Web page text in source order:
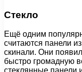
Стекло
Ещё одним
считаются панели
скинали. Они
быстро громадную